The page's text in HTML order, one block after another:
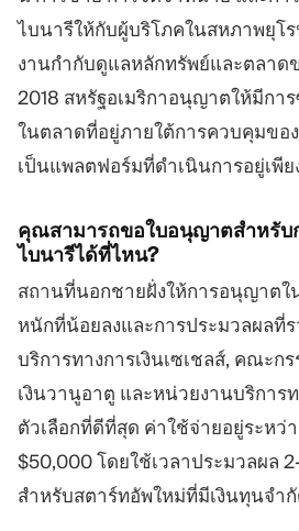
ไบนารีให้กับผู้บริโภคในสหภาพยุโ
งานกำกับดูแลหลักทรัพย์และตลาด
2018 สหรัฐอเมริกาอนุญาตให้มีกา
ในตลาดที่อยู่ภายใต้การควบคุมขอ
เป็นแพลตฟอร์มที่ดำเนินการอยู่เพี
คุณสามารถขอใบอนุญาตสำหรับ
ไบนารีได้ที่ไหน?
สถานที่นอกชายฝั่งให้การอนุญาตใ
หนักที่น้อยลงและการประมวลผลที่
บริการทางการเงินเซเชลส์, คณะก
เงินวานูอาตู และหน่วยงานบริการ
ตัวเลือกที่ดีที่สุด ค่าใช้จ่ายอยู่ระหว่า
$50,000 โดยใช้เวลาประมวลผล
สำหรับสตาร์ทอัพใหม่ที่มีเงินทุนจำ